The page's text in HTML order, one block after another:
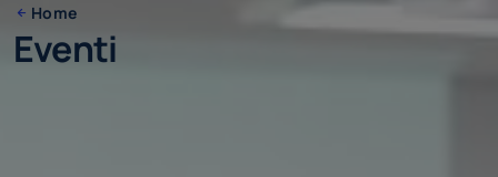
Home
Eventi